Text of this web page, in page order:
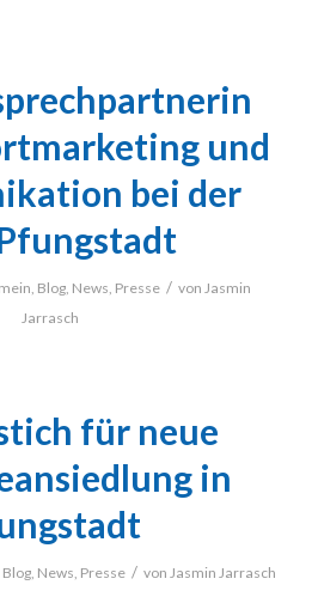
und
bei der
, Blog, News, Presse / von Jasmin
Jarrasch
für neue
in
Blog, News, Presse / vonJasmin Jarrasch